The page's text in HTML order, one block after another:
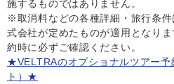
施するものではありません。
※取消料などの各種詳細・旅行条
式会社が定めたものが適用となり
約時に必ずご確認ください。
★VELTRAのオプショナルツアー予
ト）★